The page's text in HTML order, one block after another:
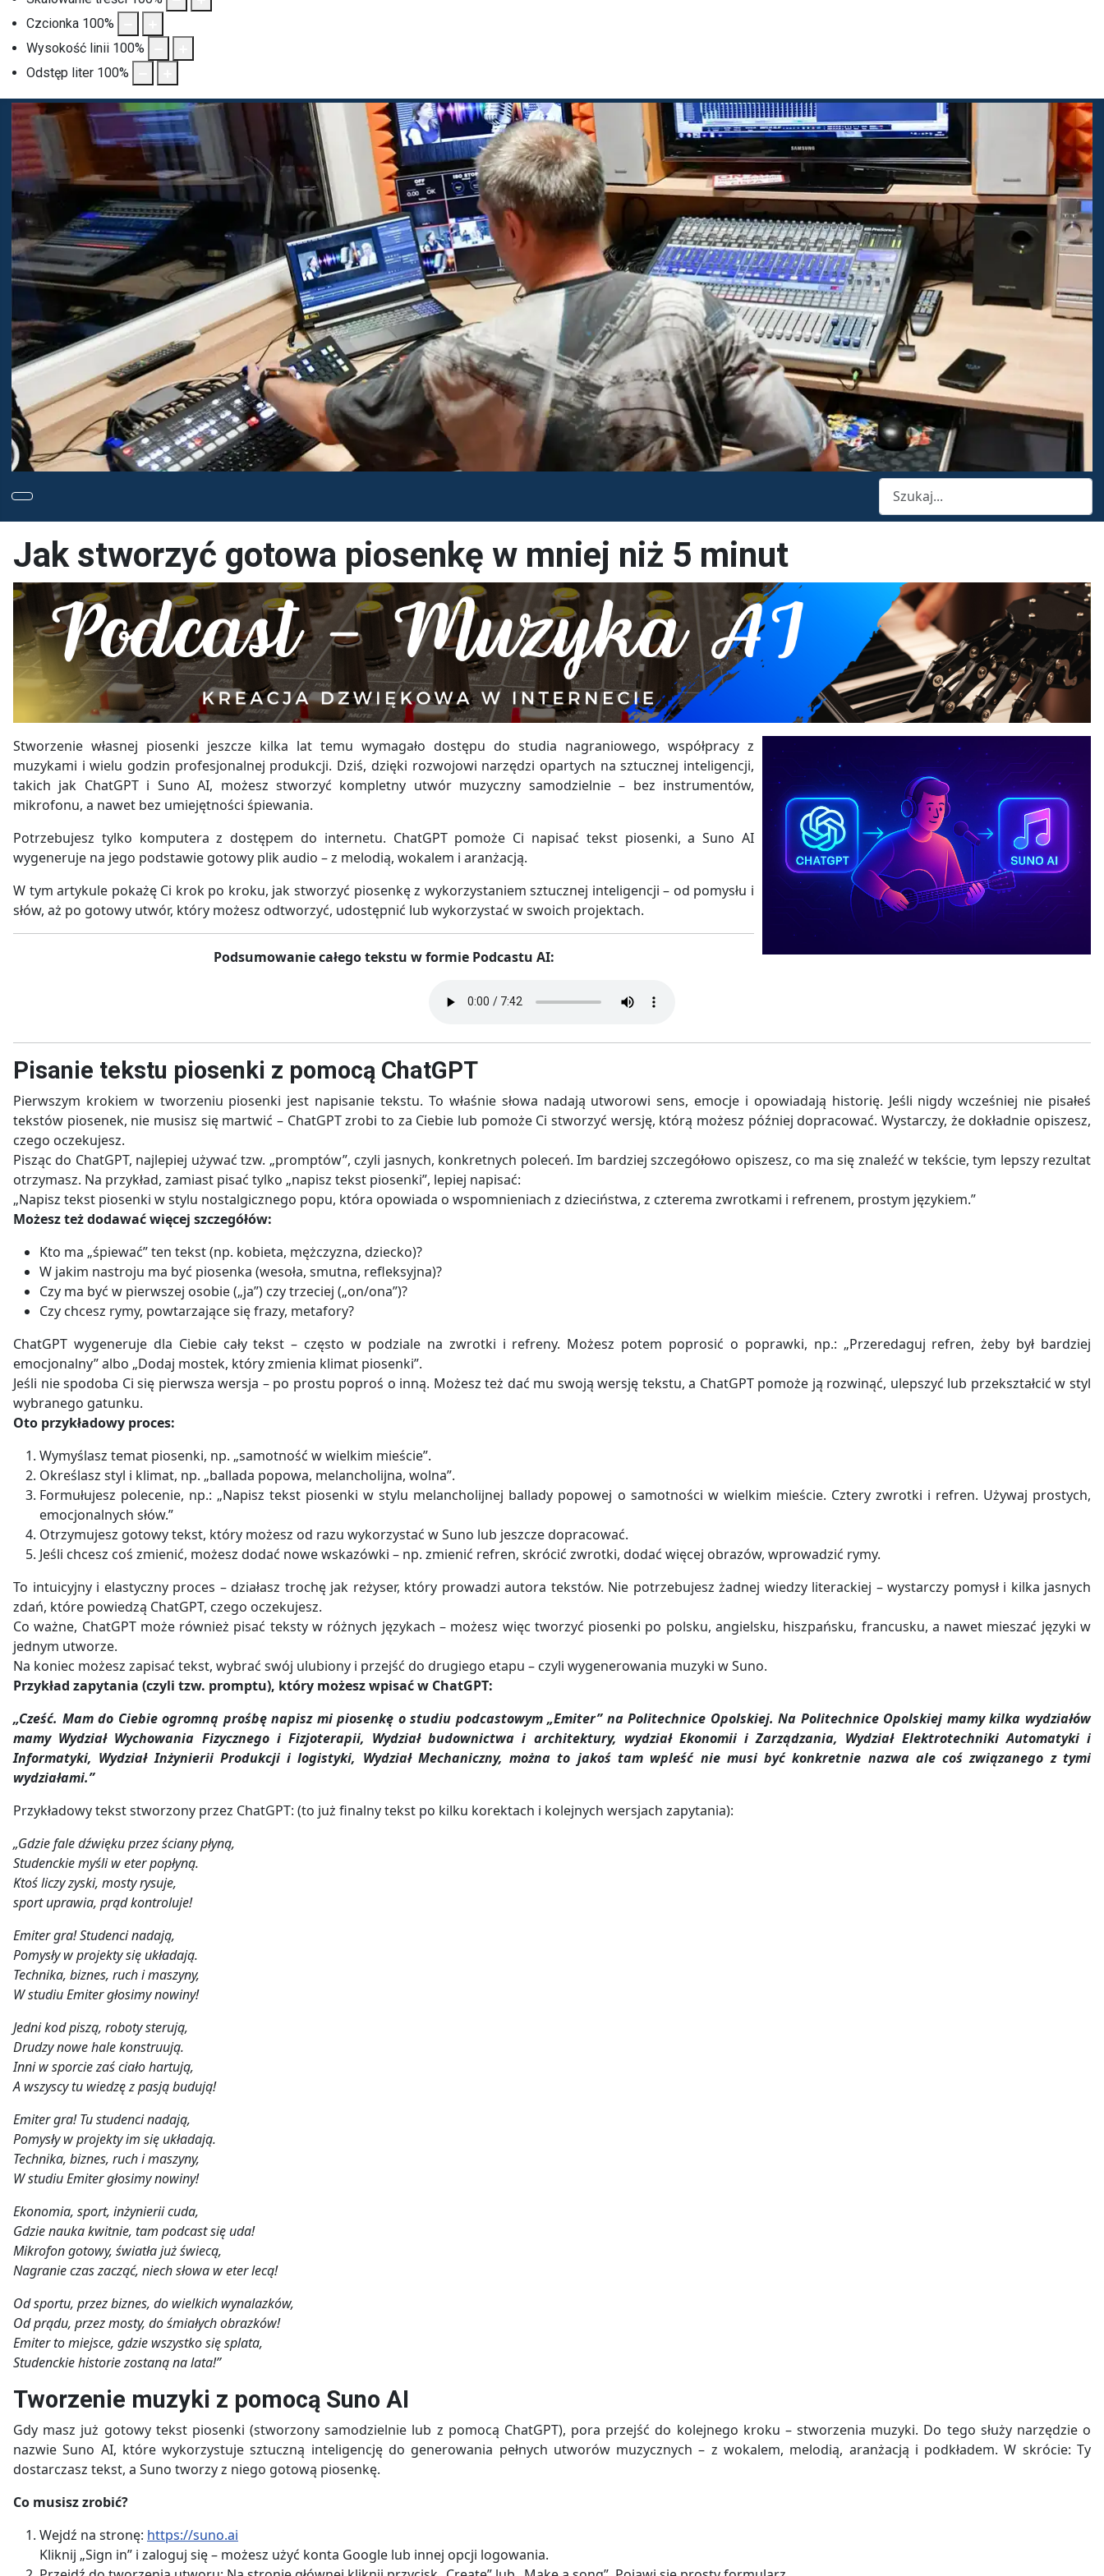
Czcionka 100%
Wysokość linii 100%
Odstęp liter 100%
Szukaj
Jak stworzyć gotowa piosenkę w mniej niż 5 minut
Stworzenie własnej piosenki jeszcze kilka lat temu wymagało dostępu do studia nagraniowego, współpracy z
muzykami i wielu godzin profesjonalnej produkcji. Dziś, dzięki rozwojowi narzędzi opartych na sztucznej inteligencji,
takich jak ChatGPT i Suno AI, możesz stworzyć kompletny utwór muzyczny samodzielnie – bez instrumentów,
mikrofonu, a nawet bez umiejętności śpiewania.
Potrzebujesz tylko komputera z dostępem do internetu. ChatGPT pomoże Ci napisać tekst piosenki, a Suno AI
wygeneruje na jego podstawie gotowy plik audio – z melodią, wokalem i aranżacją.
W tym artykule pokażę Ci krok po kroku, jak stworzyć piosenkę z wykorzystaniem sztucznej inteligencji – od pomysłu i
słów, aż po gotowy utwór, który możesz odtworzyć, udostępnić lub wykorzystać w swoich projektach.
Podsumowanie całego tekstu w formie Podcastu AI:
Pisanie tekstu piosenki z pomocą ChatGPT
Pierwszym krokiem w tworzeniu piosenki jest napisanie tekstu. To właśnie słowa nadają utworowi sens, emocje i opowiadają historię. Jeśli nigdy wcześniej nie pisałeś
tekstów piosenek, nie musisz się martwić – ChatGPT zrobi to za Ciebie lub pomoże Ci stworzyć wersję, którą możesz później dopracować. Wystarczy, że dokładnie opiszesz,
czego oczekujesz.
Pisząc do ChatGPT, najlepiej używać tzw. „promptów”, czyli jasnych, konkretnych poleceń. Im bardziej szczegółowo opiszesz, co ma się znaleźć w tekście, tym lepszy rezultat
otrzymasz. Na przykład, zamiast pisać tylko „napisz tekst piosenki”, lepiej napisać:
„Napisz tekst piosenki w stylu nostalgicznego popu, która opowiada o wspomnieniach z dzieciństwa, z czterema zwrotkami i refrenem, prostym językiem.”
Możesz też dodawać więcej szczegółów:
Kto ma „śpiewać” ten tekst (np. kobieta, mężczyzna, dziecko)?
W jakim nastroju ma być piosenka (wesoła, smutna, refleksyjna)?
Czy ma być w pierwszej osobie („ja”) czy trzeciej („on/ona”)?
Czy chcesz rymy, powtarzające się frazy, metafory?
ChatGPT wygeneruje dla Ciebie cały tekst – często w podziale na zwrotki i refreny. Możesz potem poprosić o poprawki, np.: „Przeredaguj refren, żeby był bardziej
emocjonalny” albo „Dodaj mostek, który zmienia klimat piosenki”.
Jeśli nie spodoba Ci się pierwsza wersja – po prostu poproś o inną. Możesz też dać mu swoją wersję tekstu, a ChatGPT pomoże ją rozwinąć, ulepszyć lub przekształcić w styl
wybranego gatunku.
Oto przykładowy proces:
Wymyślasz temat piosenki, np. „samotność w wielkim mieście”.
Określasz styl i klimat, np. „ballada popowa, melancholijna, wolna”.
Formułujesz polecenie, np.: „Napisz tekst piosenki w stylu melancholijnej ballady popowej o samotności w wielkim mieście. Cztery zwrotki i refren. Używaj prostych,
emocjonalnych słów.”
Otrzymujesz gotowy tekst, który możesz od razu wykorzystać w Suno lub jeszcze dopracować.
Jeśli chcesz coś zmienić, możesz dodać nowe wskazówki – np. zmienić refren, skrócić zwrotki, dodać więcej obrazów, wprowadzić rymy.
To intuicyjny i elastyczny proces – działasz trochę jak reżyser, który prowadzi autora tekstów. Nie potrzebujesz żadnej wiedzy literackiej – wystarczy pomysł i kilka jasnych
zdań, które powiedzą ChatGPT, czego oczekujesz.
Co ważne, ChatGPT może również pisać teksty w różnych językach – możesz więc tworzyć piosenki po polsku, angielsku, hiszpańsku, francusku, a nawet mieszać języki w
jednym utworze.
Na koniec możesz zapisać tekst, wybrać swój ulubiony i przejść do drugiego etapu – czyli wygenerowania muzyki w Suno.
Przykład zapytania (czyli tzw. promptu), który możesz wpisać w ChatGPT:
„Cześć. Mam do Ciebie ogromną prośbę napisz mi piosenkę o studiu podcastowym „Emiter” na Politechnice Opolskiej. Na Politechnice Opolskiej mamy kilka wydziałów
mamy Wydział Wychowania Fizycznego i Fizjoterapii, Wydział budownictwa i architektury, wydział Ekonomii i Zarządzania, Wydział Elektrotechniki Automatyki i
Informatyki, Wydział Inżynierii Produkcji i logistyki, Wydział Mechaniczny, można to jakoś tam wpleść nie musi być konkretnie nazwa ale coś związanego z tymi
wydziałami.”
Przykładowy tekst stworzony przez ChatGPT: (to już finalny tekst po kilku korektach i kolejnych wersjach zapytania):
„Gdzie fale dźwięku przez ściany płyną,
Studenckie myśli w eter popłyną.
Ktoś liczy zyski, mosty rysuje,
sport uprawia, prąd kontroluje!
Emiter gra! Studenci nadają,
Pomysły w projekty się układają.
Technika, biznes, ruch i maszyny,
W studiu Emiter głosimy nowiny!
Jedni kod piszą, roboty sterują,
Drudzy nowe hale konstruują.
Inni w sporcie zaś ciało hartują,
A wszyscy tu wiedzę z pasją budują!
Emiter gra! Tu studenci nadają,
Pomysły w projekty im się układają.
Technika, biznes, ruch i maszyny,
W studiu Emiter głosimy nowiny!
Ekonomia, sport, inżynierii cuda,
Gdzie nauka kwitnie, tam podcast się uda!
Mikrofon gotowy, światła już świecą,
Nagranie czas zacząć, niech słowa w eter lecą!
Od sportu, przez biznes, do wielkich wynalazków,
Od prądu, przez mosty, do śmiałych obrazków!
Emiter to miejsce, gdzie wszystko się splata,
Studenckie historie zostaną na lata!”
Tworzenie muzyki z pomocą Suno AI
Gdy masz już gotowy tekst piosenki (stworzony samodzielnie lub z pomocą ChatGPT), pora przejść do kolejnego kroku – stworzenia muzyki. Do tego służy narzędzie o
nazwie Suno AI, które wykorzystuje sztuczną inteligencję do generowania pełnych utworów muzycznych – z wokalem, melodią, aranżacją i podkładem. W skrócie: Ty
dostarczasz tekst, a Suno tworzy z niego gotową piosenkę.
Co musisz zrobić?
Wejdź na stronę: https://suno.ai
Kliknij „Sign in” i zaloguj się – możesz użyć konta Google lub innej opcji logowania.